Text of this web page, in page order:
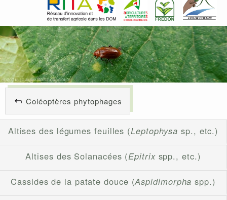
Coléoptères phytophages
Altises des légumes feuilles (Leptophysa sp., etc.)
Altises des Solanacées (Epitrixspp., etc.)
Cassides de la patate douce (Aspidimorpha spp.)